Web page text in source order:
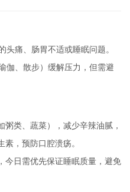
痛、肠胃不适或睡眠问题。
伽、散步）缓解压力，但需避
粥类、蔬菜），减少辛辣油腻，
，预防口腔溃疡。
今日需优先保证睡眠质量，避免